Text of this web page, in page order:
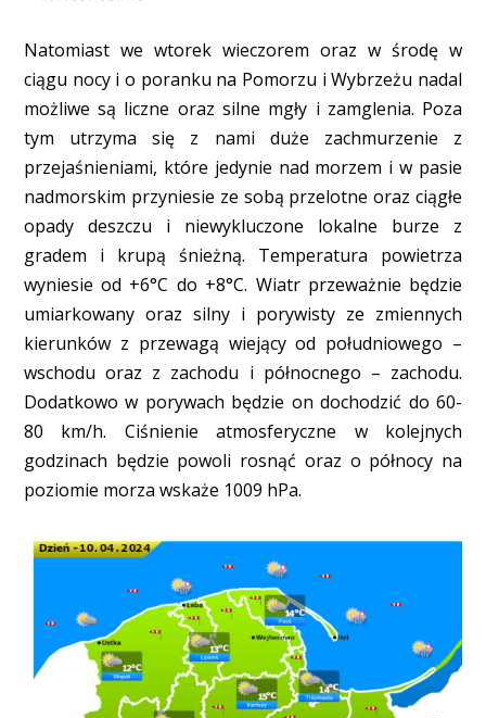
Natomiast we wtorek wieczorem oraz w środę w
ciągu nocy i o poranku na Pomorzu i Wybrzeżu nadal
możliwe są liczne oraz silne mgły i zamglenia. Poza
tym utrzyma się z nami duże zachmurzenie z
przejaśnieniami, które jedynie nad morzem i w pasie
nadmorskim przyniesie ze sobą przelotne oraz ciągłe
opady deszczu i niewykluczone lokalne burze z
gradem i krupą śnieżną. Temperatura powietrza
wyniesie od +6°C do +8°C. Wiatr przeważnie będzie
umiarkowany oraz silny i porywisty ze zmiennych
kierunków z przewagą wiejący od południowego –
wschodu oraz z zachodu i północnego – zachodu.
Dodatkowo w porywach będzie on dochodzić do 60-
80 km/h. Ciśnienie atmosferyczne w kolejnych
godzinach będzie powoli rosnąć oraz o północy na
poziomie morza wskaże 1009 hPa.